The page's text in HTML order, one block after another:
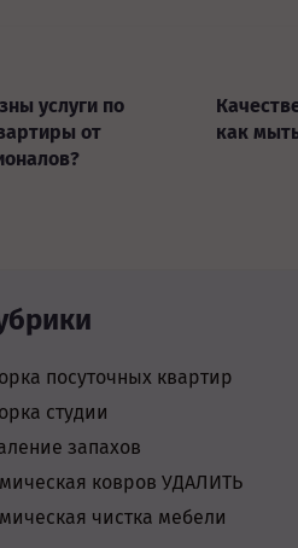
услуги по
от
как
посуточных квартир
студии
запахов
ковров УДАЛИТЬ
чистка мебели